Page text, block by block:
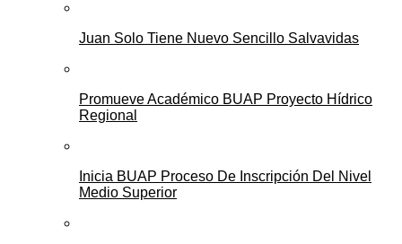
Juan Solo Tiene Nuevo Sencillo Salvavidas
Promueve Académico BUAP Proyecto Hídrico
Regional
Inicia BUAP Proceso De Inscripción Del Nivel
Medio Superior